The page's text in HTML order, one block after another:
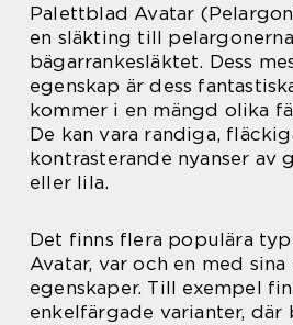
Palettblad Avatar
en släkting till
bägarrankesläktet. Dess
egenskap är dess
kommer i en mängd olika
De kan vara randiga,
kontrasterande nyanser av
eller lila.
Det finns flera populära
Avatar, var och en med sina
egenskaper. Till exempel
enkelfärgade varianter, där